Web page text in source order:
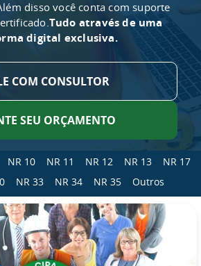
disso você conta com suporte
Tudo através de uma
digital exclusiva.
COM CONSULTOR
SEU ORÇAMENTO
NR 10 NR 11 NR 12 NR 13
NR 17
NR 33 NR 34 NR 35 Outros